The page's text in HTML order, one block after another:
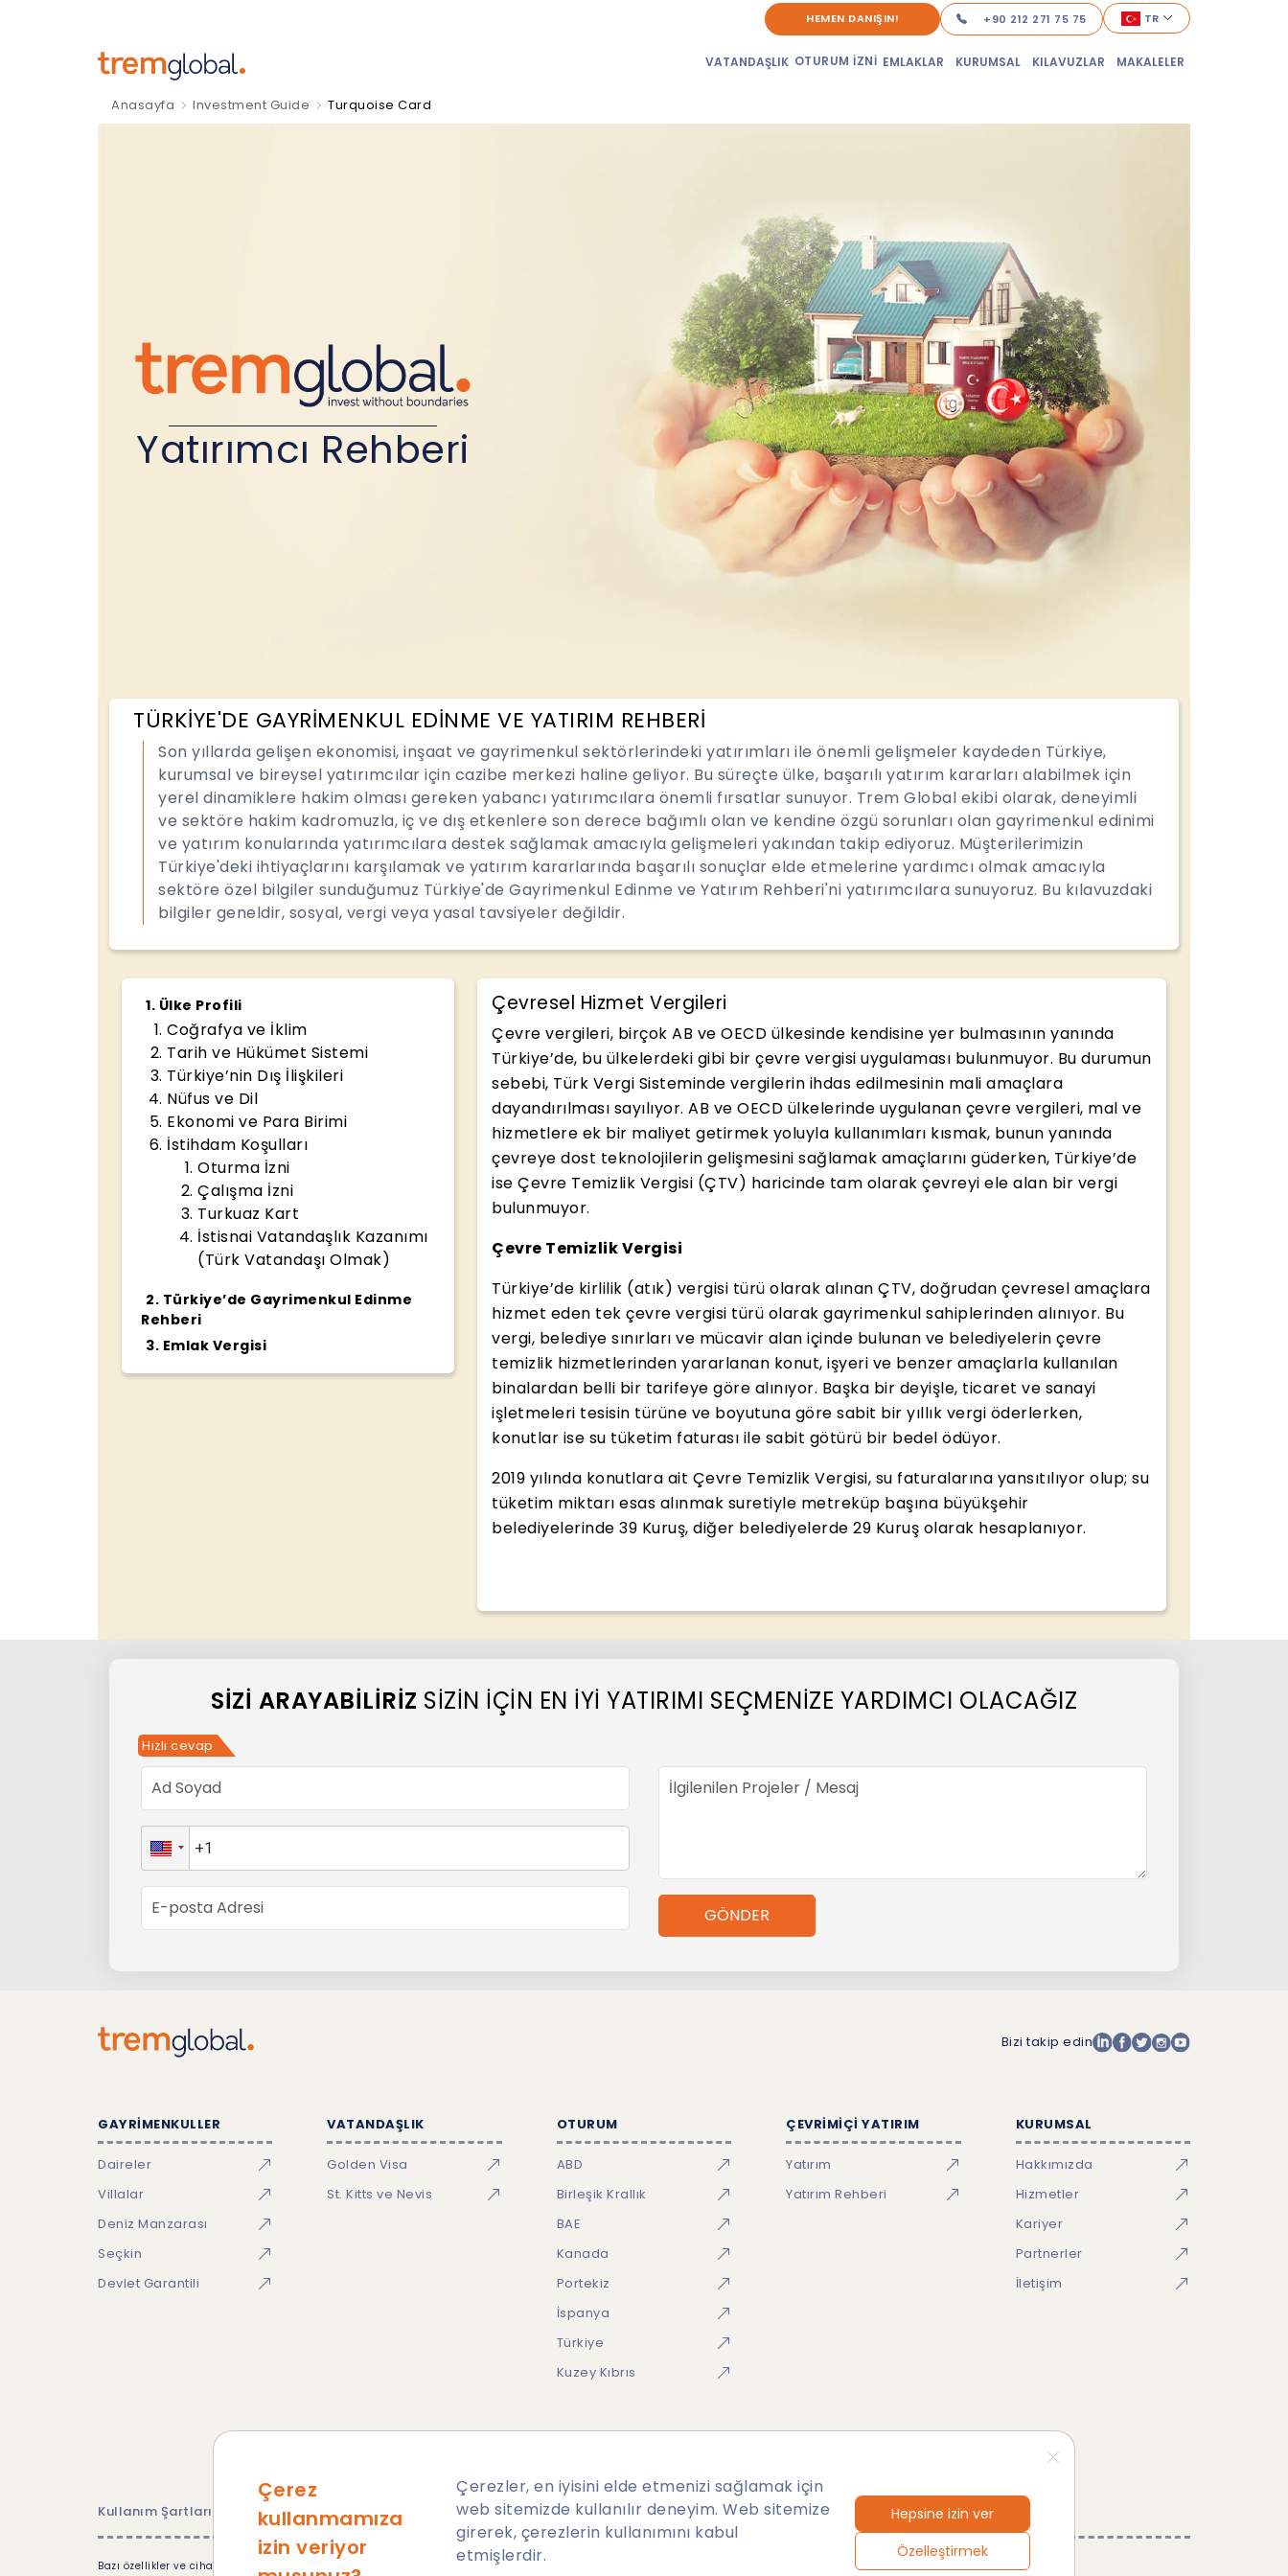
HEMEN DANIŞIN! +90 212 271 75 75 TR
VATANDAŞLIK OTURUM İZNİ EMLAKLAR KURUMSAL KILAVUZLAR MAKALELER
Anasayfa Investment Guide Turquoise Card
Yatırımcı Rehberi
TÜRKİYE'DE GAYRİMENKUL EDİNME VE YATIRIM REHBERİ
Son yıllarda gelişen ekonomisi, inşaat ve gayrimenkul sektörlerindeki yatırımları ile önemli gelişmeler kaydeden Türkiye,
kurumsal ve bireysel yatırımcılar için cazibe merkezi haline geliyor. Bu süreçte ülke, başarılı yatırım kararları alabilmek için
yerel dinamiklere hakim olması gereken yabancı yatırımcılara önemli fırsatlar sunuyor. Trem Global ekibi olarak, deneyimli
ve sektöre hakim kadromuzla, iç ve dış etkenlere son derece bağımlı olan ve kendine özgü sorunları olan gayrimenkul edinimi
ve yatırım konularında yatırımcılara destek sağlamak amacıyla gelişmeleri yakından takip ediyoruz. Müşterilerimizin
Türkiye'deki ihtiyaçlarını karşılamak ve yatırım kararlarında başarılı sonuçlar elde etmelerine yardımcı olmak amacıyla
sektöre özel bilgiler sunduğumuz Türkiye'de Gayrimenkul Edinme ve Yatırım Rehberi'ni yatırımcılara sunuyoruz. Bu kılavuzdaki
bilgiler geneldir, sosyal, vergi veya yasal tavsiyeler değildir.
1. Ülke Profili
Coğrafya ve İklim
Tarih ve Hükümet Sistemi
Türkiye’nin Dış İlişkileri
Nüfus ve Dil
Ekonomi ve Para Birimi
İstihdam Koşulları
Oturma İzni
Çalışma İzni
Turkuaz Kart
İstisnai Vatandaşlık Kazanımı
(Türk Vatandaşı Olmak)
2. Türkiye’de Gayrimenkul Edinme
Rehberi
3. Emlak Vergisi
Çevresel Hizmet Vergileri
Çevre vergileri, birçok AB ve OECD ülkesinde kendisine yer bulmasının yanında
Türkiye’de, bu ülkelerdeki gibi bir çevre vergisi uygulaması bulunmuyor. Bu durumun
sebebi, Türk Vergi Sisteminde vergilerin ihdas edilmesinin mali amaçlara
dayandırılması sayılıyor. AB ve OECD ülkelerinde uygulanan çevre vergileri, mal ve
hizmetlere ek bir maliyet getirmek yoluyla kullanımları kısmak, bunun yanında
çevreye dost teknolojilerin gelişmesini sağlamak amaçlarını güderken, Türkiye’de
ise Çevre Temizlik Vergisi (ÇTV) haricinde tam olarak çevreyi ele alan bir vergi
bulunmuyor.
Çevre Temizlik Vergisi
Türkiye’de kirlilik (atık) vergisi türü olarak alınan ÇTV, doğrudan çevresel amaçlara
hizmet eden tek çevre vergisi türü olarak gayrimenkul sahiplerinden alınıyor. Bu
vergi, belediye sınırları ve mücavir alan içinde bulunan ve belediyelerin çevre
temizlik hizmetlerinden yararlanan konut, işyeri ve benzer amaçlarla kullanılan
binalardan belli bir tarifeye göre alınıyor. Başka bir deyişle, ticaret ve sanayi
işletmeleri tesisin türüne ve boyutuna göre sabit bir yıllık vergi öderlerken,
konutlar ise su tüketim faturası ile sabit götürü bir bedel ödüyor.
2019 yılında konutlara ait Çevre Temizlik Vergisi, su faturalarına yansıtılıyor olup; su
tüketim miktarı esas alınmak suretiyle metreküp başına büyükşehir
belediyelerinde 39 Kuruş, diğer belediyelerde 29 Kuruş olarak hesaplanıyor.
SIZI ARAYABILIRIZ SİZİN İÇİN EN İYİ YATIRIMI SEÇMENİZE YARDIMCI OLACAĞIZ
Hızlı cevap
GÖNDER
Çerez
kullanmamıza
izin veriyor
Çerezler, en iyisini elde etmenizi sağlamak için
web sitemizde kullanılır deneyim. Web sitemize
girerek, çerezlerin kullanımını kabul
etmişlerdir.
Hepsine izin ver
Özelleştirmek
Bizi takip edin
GAYRİMENKULLER
Daireler
Villalar
Deniz Manzarası
Seçkin
Devlet Garantili
VATANDAŞLIK
Golden Visa
St. Kitts ve Nevis
OTURUM
ABD
Birleşik Krallık
BAE
Kanada
Portekiz
İspanya
Türkiye
Kuzey Kıbrıs
ÇEVRİMİÇİ YATIRIM
Yatırım
Yatırım Rehberi
KURUMSAL
Hakkımızda
Hizmetler
Kariyer
Partnerler
İletişim
Kullanım Şartları Gizlilik Politikası Çerez Politikası Site Haritası
Bazı özellikler ve cihazlar tüm ülkelerde mevcut olmayabilir. Mevcudiyete bağlıdır.